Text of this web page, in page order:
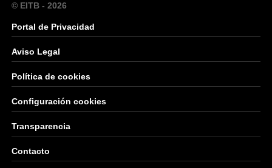
© EITB - 2026
Portal de Privacidad
Aviso Legal
Política de cookies
Configuración cookies
Transparencia
Contacto